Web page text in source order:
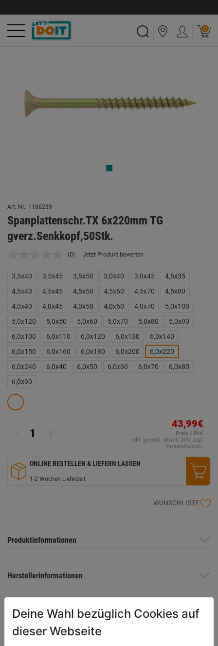
0
Art. Nr.: 1186239
Spanplattenschr.TX 6x220mm TG
gverz.Senkkopf,50Stk.
Kein
Link
auf
derselben
Seite.
(0) Jetzt Produkt bewerten
3,5x40 3,5x45 3,5x50 3,0x40 3,0x45
4,5x35
4,5x40
4,5x45 4,5x50 4,5x60 4,5x70
4,5x80
4,0x40
4,0x45 4,0x50 4,0x60 4,0x70
5,0x100
5,0x120
5,0x50 5,0x60 5,0x70 5,0x80
5,0x90
6,0x100
6,0x110 6,0x120 6,0x130
6,0x140
6,0x150
6,0x160 6,0x180 6,0x200
6,0x220
6,0x240
6,0x40 6,0x50 6,0x60 6,0x70
6,0x80
6,0x90
43,99€
Preis / PAK
inkl. gesetzl. MwSt. 20%, zzgl.
Versandkosten.
ONLINE BESTELLEN & LIEFERN LASSEN
1-2 Wochen Lieferzeit
WUNSCHLISTE
Produktinformationen
Herstellerinformationen
WEITERE PRODUKTE AUS DIESER
KATEGORIE
Deine Wahl bezüglich Cookies auf
dieser Webseite